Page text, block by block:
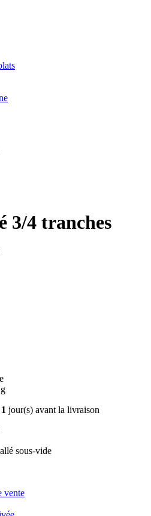
3/4 tranches
1 jour(s) avant la livraison
sous-vide
vente